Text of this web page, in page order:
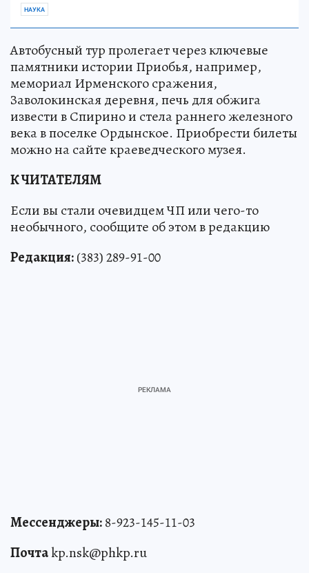
НАУКА
Автобусный тур пролегает через ключевые
памятники истории Приобья, например,
мемориал Ирменского сражения,
Заволокинская деревня, печь для обжига
извести в Спирино и стела раннего железного
века в поселке Ордынское. Приобрести билеты
можно на сайте краеведческого музея.
К ЧИТАТЕЛЯМ
Если вы стали очевидцем ЧП или чего-то
необычного, сообщите об этом в редакцию
Редакция:(383) 289-91-00
Мессенджеры:8-923-145-11-03
Почтаkp.nsk@phkp.ru